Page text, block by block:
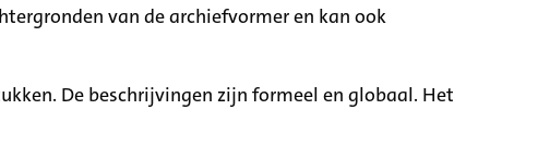
van de archiefvormer en kan ook
De beschrijvingen zijn formeel en globaal. Het